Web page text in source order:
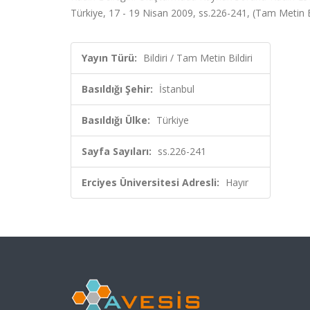
Türkiye, 17 - 19 Nisan 2009, ss.226-241, (Tam Metin
Yayın Türü: Bildiri / Tam Metin Bildiri
Basıldığı Şehir: İstanbul
Basıldığı Ülke: Türkiye
Sayfa Sayıları: ss.226-241
Erciyes Üniversitesi Adresli: Hayır